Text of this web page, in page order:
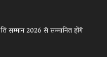
सम्मान 2026 से सम्मानित होंगे